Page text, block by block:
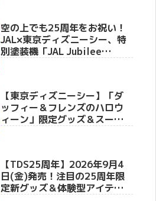
空の上でも25周年をお祝い！
JAL×東京ディズニーシー、特
別塗装機「JAL Jubilee
【東京ディズニーシー】「ダ
ッフィー＆フレンズのハロウ
ィーン」限定グッズ＆スーベ
徹底紹介
【TDS25周年】2026年9月4
日(金)発売！注目の25周年限
定新グッズ＆体験型アイテム3